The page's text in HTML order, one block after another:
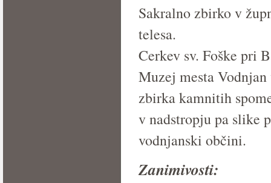
Sakralno zbirko v
telesa.
Cerkev sv. Foške pri
Muzej mesta
zbirka kamnitih
v nadstropju pa slike
vodnjanski občini.
Zanimivosti: